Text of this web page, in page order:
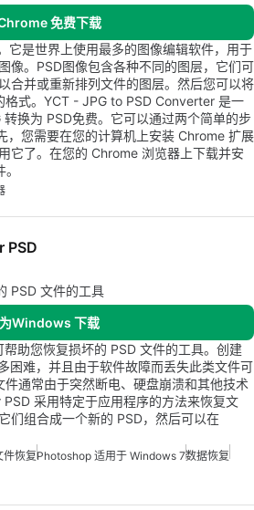
免费下载
它是世界上使用最多的图像编辑软件，用于
像。PSD图像包含各种不同的图层，它们可
合并或重新排列文件的图层。然后您可以将
格式。YCT - JPG to PSD Converter 是一
换为 PSD免费。它可以通过两个简单的步
，您需要在您的计算机上安装 Chrome 扩展
它了。在您的 Chrome 浏览器上下载并安
PSD
PSD 文件的工具
为Windows 下载
助您恢复损坏的 PSD 文件的工具。创建
困难，并且由于软件故障而丢失此类文件可
通常由于突然断电、硬盘崩溃和其他技术
采用特定于应用程序的方法来恢复文
们组合成一个新的 PSD，然后可以在
件恢复Photoshop 适用于 Windows 7数据恢复